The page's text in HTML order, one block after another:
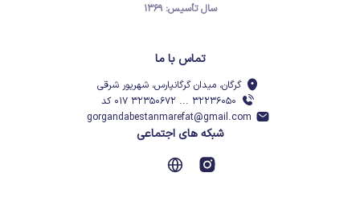
سال تأسیس: ۱۳۶۹
تماس با ما
گرگان، میدان گرگانپارس، شهریور شرقی
۳۲۲۳۶۰۵۰ ... ۳۲۳۵۰۶۷۲ ۰۱۷ کد
gorgandabestanmarefat@gmail.com
شبکه های اجتماعی